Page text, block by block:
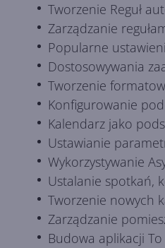
Tworzenie Reguł
Zarządzanie
Popularne
Dostosowywania
Tworzenie
Konfigurowanie
Kalendarz jako
Ustawianie
Wykorzystywanie
Ustalanie spotkań,
Tworzenie nowych
Zarządzanie
Budowa aplikacji To